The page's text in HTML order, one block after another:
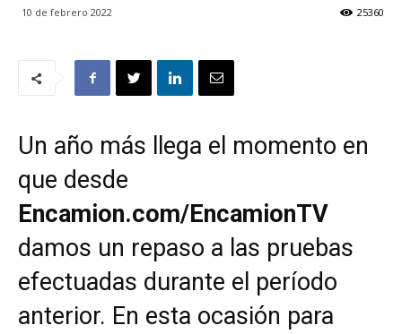
10 de febrero 2022 25360
Un año más llega el momento en
que desde
Encamion.com/EncamionTV
damos un repaso a las pruebas
efectuadas durante el período
anterior. En esta ocasión para